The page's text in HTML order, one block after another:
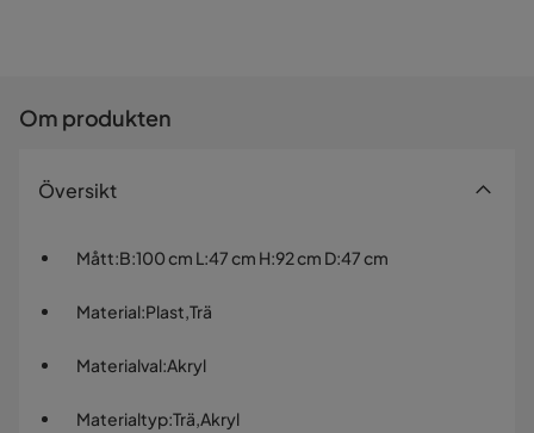
Om produkten
Översikt
Mått:B:100 cm L:47 cm H:92 cm D:47 cm
Material:Plast,Trä
Materialval:Akryl
Materialtyp:Trä,Akryl